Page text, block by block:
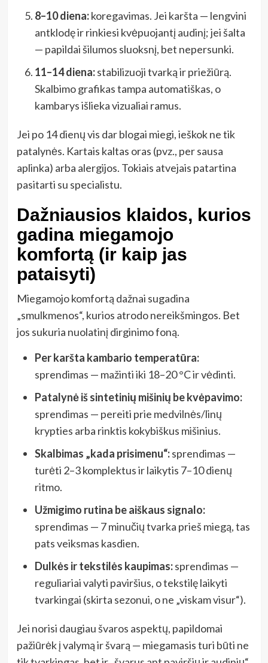
8–10 diena:koregavimas. Jei karšta — lengvini
antklodę ir rinkiesi kvėpuojantį audinį; jei šalta
— papildai šilumos sluoksnį, bet nepersunki.
11–14 diena:stabilizuoji tvarką ir priežiūrą.
Skalbimo grafikas tampa automatiškas, o
kambarys išlieka vizualiai ramus.
Jei po 14 dienų vis dar blogai miegi, ieškok ne tik
patalynės. Kartais kaltas oras (pvz., per sausa
aplinka) arba alergijos. Tokiais atvejais patartina
pasitarti su specialistu.
Dažniausios klaidos, kurios
gadina miegamojo
komfortą (ir kaip jas
pataisyti)
Miegamojo komfortą dažnai sugadina
„smulkmenos“, kurios atrodo nereikšmingos. Bet
jos sukuria nuolatinį dirginimo foną.
Per karšta kambario temperatūra:
sprendimas — mažinti iki 18–20 °C ir vėdinti.
Patalynė iš sintetinių mišinių be kvėpavimo:
sprendimas — pereiti prie medvilnės/linų
krypties arba rinktis kokybiškus mišinius.
Skalbimas „kada prisimenu“:sprendimas —
turėti 2–3 komplektus ir laikytis 7–10 dienų
ritmo.
Užmigimo rutina be aiškaus signalo:
sprendimas — 7 minučių tvarka prieš miegą, tas
pats veiksmas kasdien.
Dulkės ir tekstilės kaupimas:sprendimas —
reguliariai valyti paviršius, o tekstilę laikyti
tvarkingai (skirta sezonui, o ne „viskam visur“).
Jei norisi daugiau švaros aspektų, papildomai
pažiūrėk į valymą ir švarą — miegamasis turi būti ne